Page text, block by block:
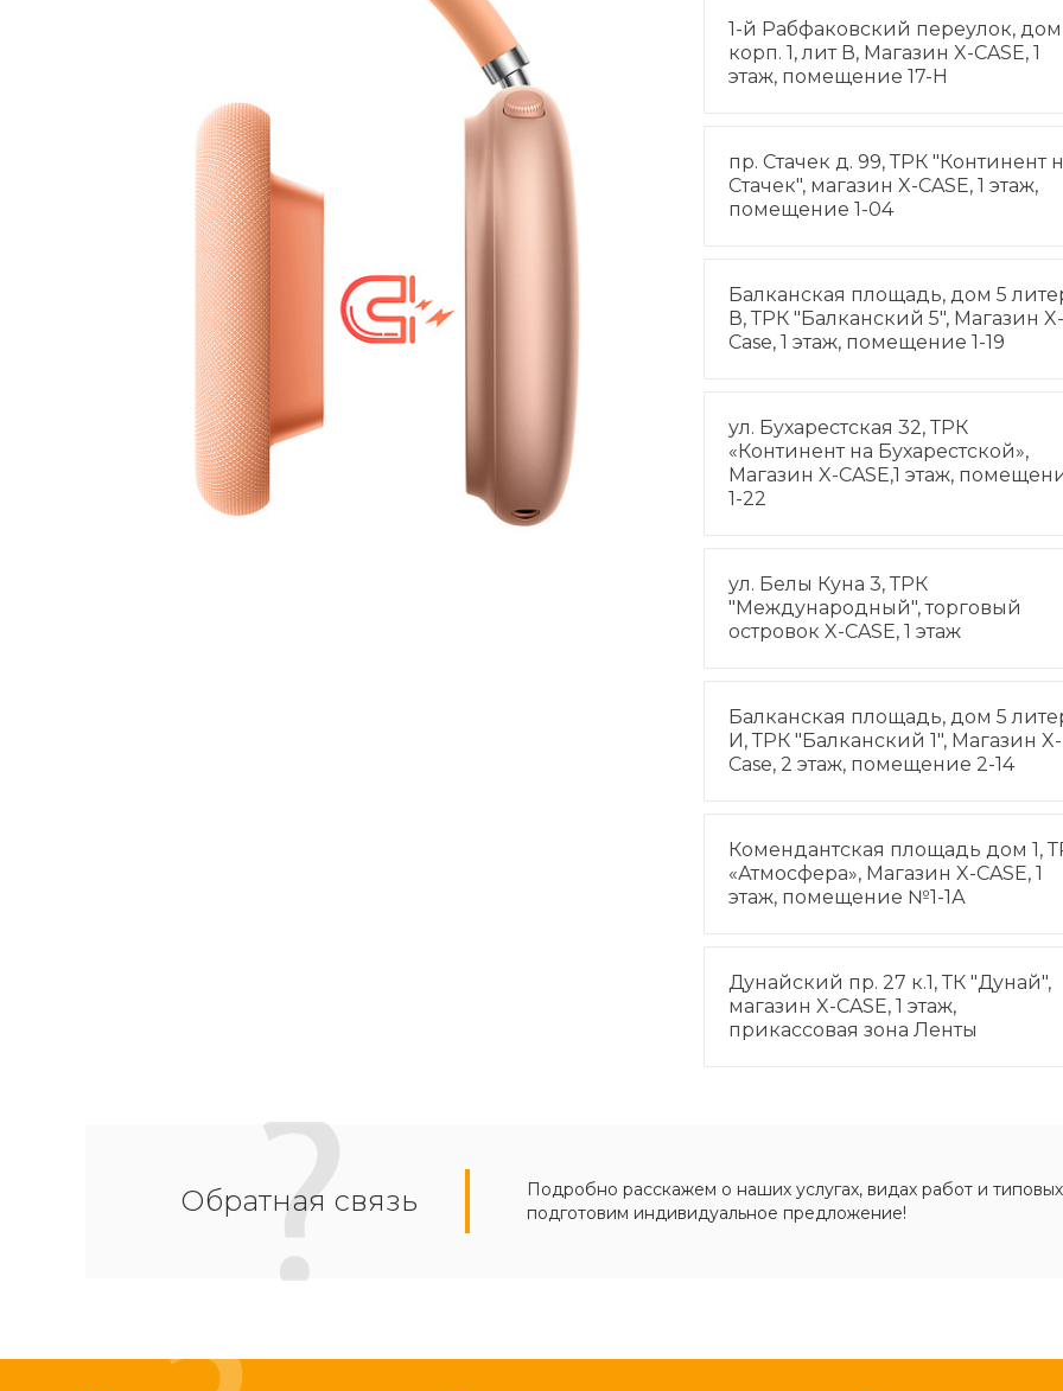
1-й Рабфаковский переулок, дом
корп. 1, лит В, Магазин X-CASE, 1
этаж, помещение 17-Н
пр. Стачек д. 99, ТРК "Континент
Стачек", магазин X-CASE, 1 этаж,
помещение 1-04
Балканская площадь, дом 5
В, ТРК "Балканский 5", Магазин X-
Case, 1 этаж, помещение 1-19
ул. Бухарестская 32, ТРК
«Континент на Бухарестской»,
Магазин X-CASE,1 этаж,
1-22
ул. Белы Куна 3, ТРК
"Международный", торговый
островок X-CASE, 1 этаж
Балканская площадь, дом 5
И, ТРК "Балканский 1", Магазин X-
Case, 2 этаж, помещение 2-14
Комендантская площадь дом 1,
«Атмосфера», Магазин X-CASE, 1
этаж, помещение №1-1А
Дунайский пр. 27 к.1, ТК "Дунай",
магазин X-CASE, 1 этаж,
прикассовая зона Ленты
Обратная связь
Подробно расскажем о наших услугах, видах работ и
подготовим индивидуальное предложение!